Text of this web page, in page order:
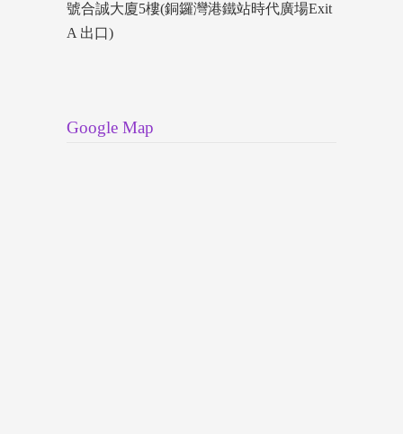
號合誠大廈5樓(銅鑼灣港鐵站時代廣場Exit
A 出口)
Google Map